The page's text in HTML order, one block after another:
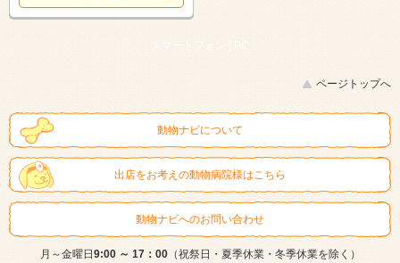
スマートフォン | PC
ページトップへ
動物ナビについて
出店をお考えの動物病院様はこちら
動物ナビへのお問い合わせ
月～金曜日 9:00 ～ 17：00（祝祭日・夏季休業・冬季休業を除く）